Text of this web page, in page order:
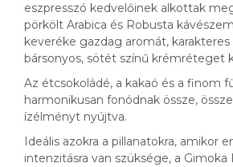
eszpresszó kedvelőinek alkottak
pörkölt Arabica és Robusta
keveréke gazdag aromát, karakteres
bársonyos, sötét színű krémréteget
Az étcsokoládé, a kakaó és a finom
harmonikusan fonódnak össze,
ízélményt nyújtva.
Ideális azokra a pillanatokra, amikor
intenzitásra van szüksége, a